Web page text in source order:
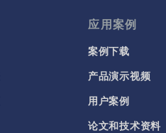
应用案例
案例下载
产品演示视频
用户案例
论文和技术资料